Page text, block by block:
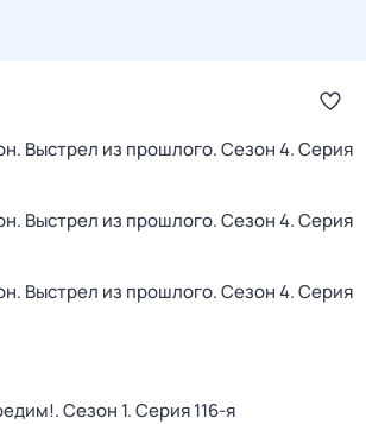
Выстрел из прошлого. Сезон 4. Серия
Выстрел из прошлого. Сезон 4. Серия
Выстрел из прошлого. Сезон 4. Серия
. Сезон 1. Серия 116-я